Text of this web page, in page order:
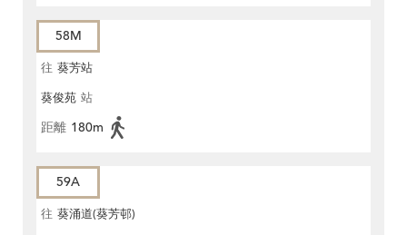
58M
往 葵芳站
葵俊苑 站
距離 180m
59A
往 葵涌道(葵芳邨)